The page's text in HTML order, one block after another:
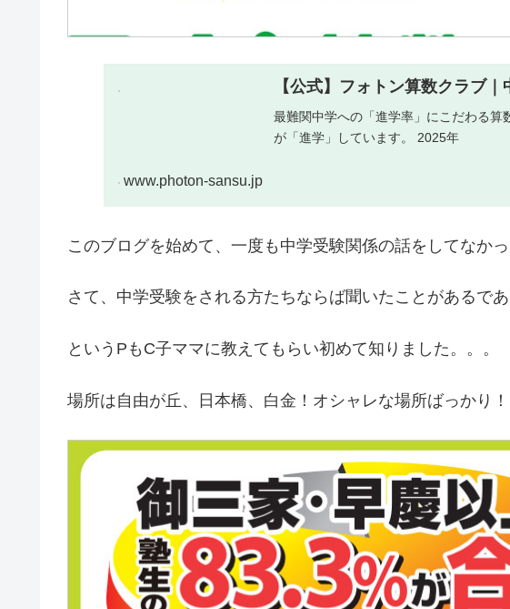
【公式】フォトン算数クラブ
最難関中学への「進学率」にこだわる算
が「進学」しています。 2025年
www.photon-sansu.jp
このブログを始めて、一度も中学受験関係の話をしてなか
さて、中学受験をされる方たちならば聞いたことがあるであ
というPもC子ママに教えてもらい初めて知りました。。。
場所は自由が丘、日本橋、白金！オシャレな場所ばっかり！